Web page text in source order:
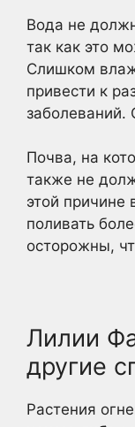
Вода не
так как это
Слишком
привести к
заболеваний.
Почва, на
также не
этой причине
поливать
осторожны,
Лилии
другие
Растения